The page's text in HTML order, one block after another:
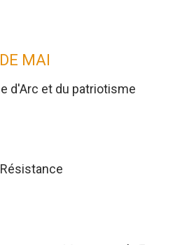
MAI
d'Arc et du patriotisme